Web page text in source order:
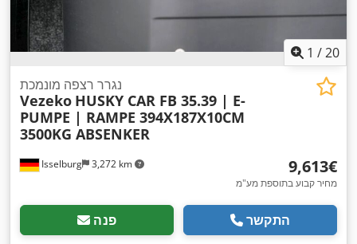
1 /20
Isselburg 3,272 km
נגרר רצפה מונמכת
Vezeko HUSKY CAR FB 35.39 | E-
PUMPE | RAMPE 394X187X10CM
3500KG ABSENKER
‏9,613 ‏€
מחיר קבוע בתוספת מע"מ
פנה התקשר